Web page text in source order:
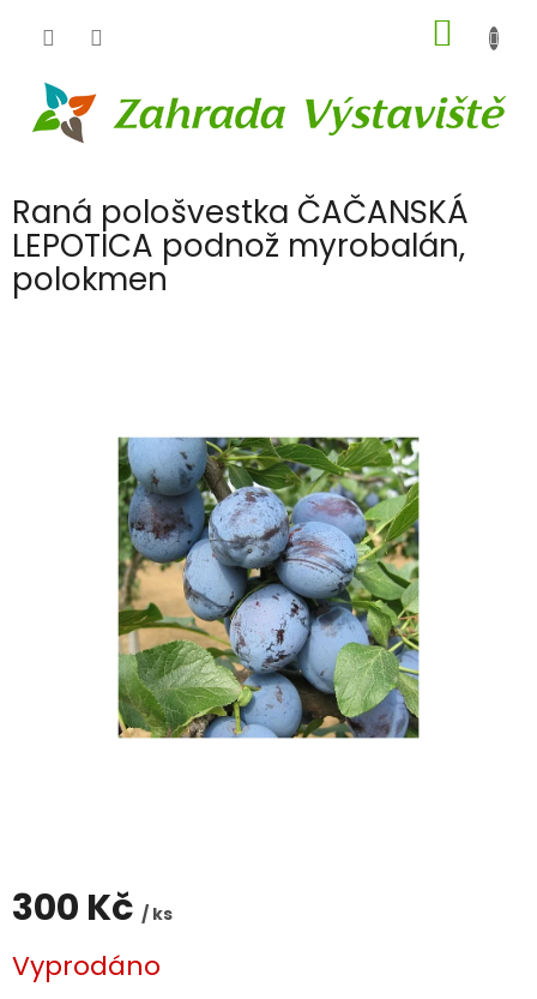
KOŠÍK
Raná pološvestka ČAČANSKÁ
LEPOTICA podnož myrobalán,
polokmen
300 Kč / ks
cena:
Vyprodáno